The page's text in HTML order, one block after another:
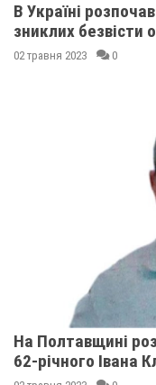
В Україні
зниклих безвісти
02 травня 2023 0
На Полтавщині
62-річного Івана